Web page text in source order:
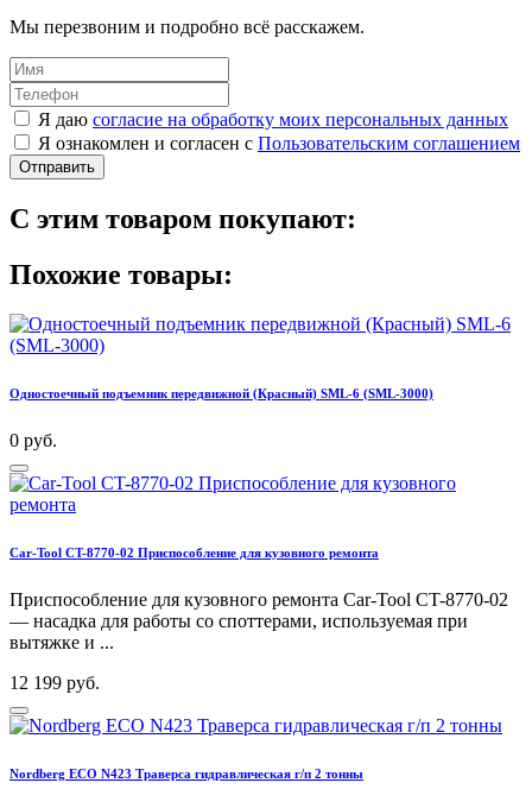
Мы перезвоним и подробно всё расскажем.
Я даю согласие на обработку моих персональных данных
Я ознакомлен и согласен с Пользовательским соглашением
Отправить
С этим товаром покупают:
Похожие товары:
Одностоечный подъемник передвижной (Красный) SML-6 (SML-3000)
0 руб.
Car-Tool CT-8770-02 Приспособление для кузовного ремонта
Приспособление для кузовного ремонта Car-Tool CT-8770-02
— насадка для работы со споттерами, используемая при
вытяжке и ...
12 199 руб.
Nordberg ECO N423 Траверса гидравлическая г/п 2 тонны